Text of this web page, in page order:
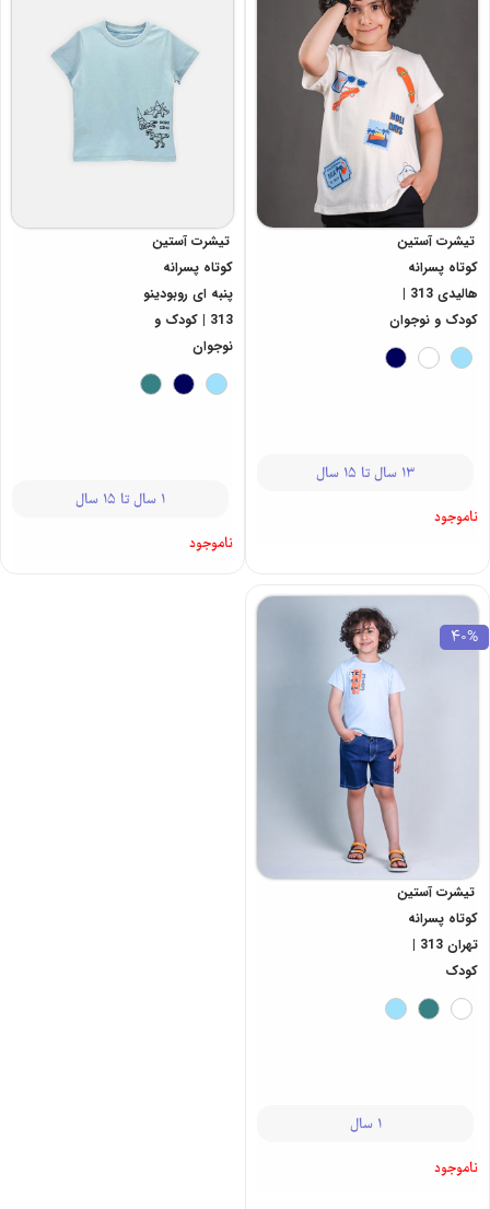
تیشرت آستین
کوتاه پسرانه
هالیدی 313 |
کودک و نوجوان
13 سال تا 15 سال
ناموجود
تیشرت آستین
کوتاه پسرانه
پنبه ای روبودینو
313 | کودک و
نوجوان
1 سال تا 15 سال
ناموجود
40%
تیشرت آستین
کوتاه پسرانه
تهران 313 |
کودک
1 سال
ناموجود